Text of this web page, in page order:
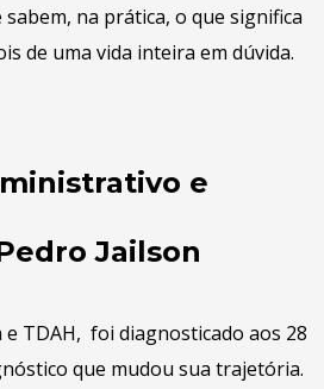
na prática, o que significa
de uma vida inteira em dúvida.
e
Jailson
e TDAH, foi diagnosticado aos 28
que mudou sua trajetória.